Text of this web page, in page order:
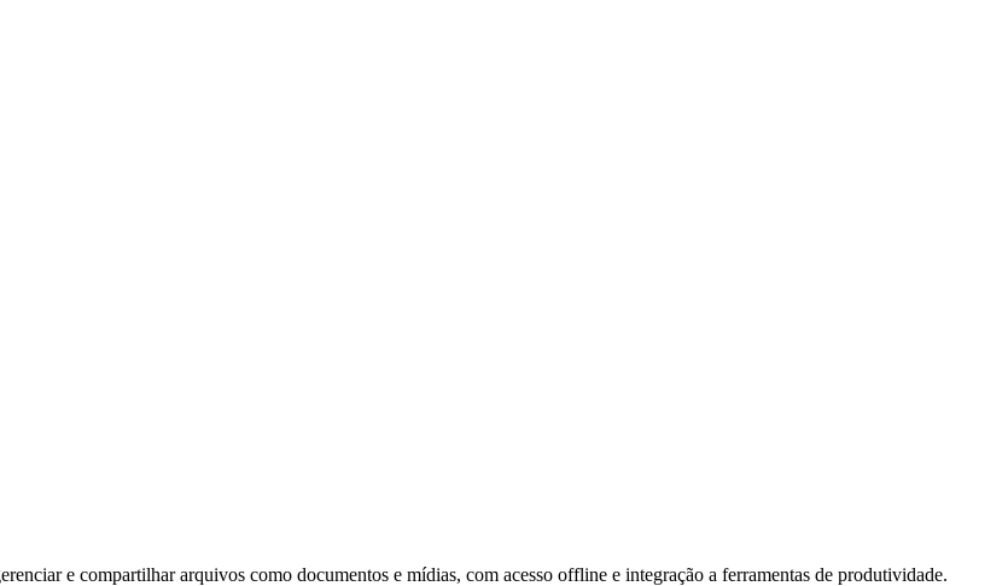
e compartilhar arquivos como documentos e mídias, com acesso offline e integração a ferramentas de produtividade.